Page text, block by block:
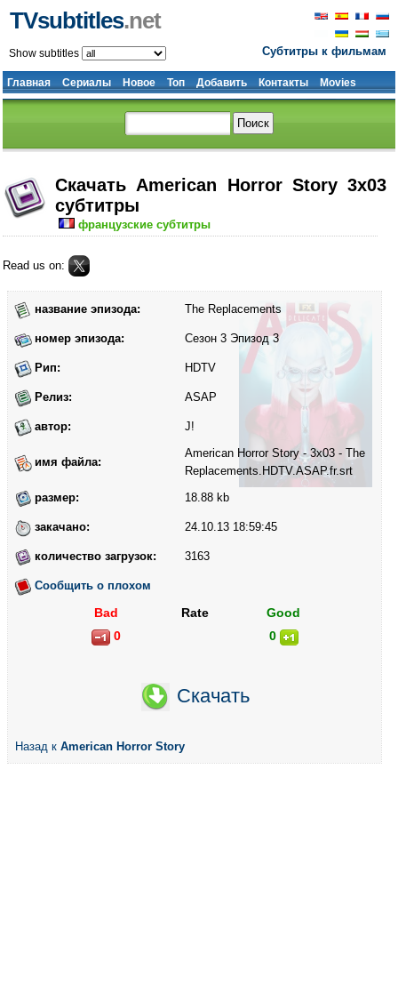
Субтитры к фильмам
TVsubtitles.net
Главная Сериалы Новое Топ Добавить Контакты Movies
Show subtitles
Скачать American Horror Story 3x03
субтитры
французские субтитры
Read us on:
название эпизода: The Replacements
номер эпизода: Сезон 3 Эпизод 3
Рип: HDTV
Релиз: ASAP
автор: J!
имя файла:
American Horror Story - 3x03 - The
Replacements.HDTV.ASAP.fr.srt
размер:
18.88 kb
закачано: 24.10.13 18:59:45
количество загрузок: 3163
Сообщить о плохом
Bad Rate
Good
0
0
Скачать
Назад к American Horror Story